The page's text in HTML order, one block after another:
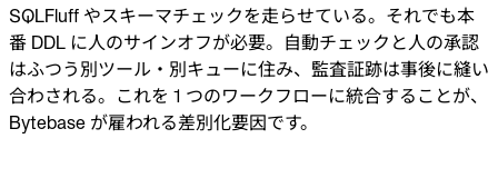
SQLFluff やスキーマチェックを走らせている。それでも本
番 DDL に人のサインオフが必要。自動チェックと人の承認
はふつう別ツール・別キューに住み、監査証跡は事後に縫い
合わされる。これを 1 つのワークフローに統合することが、
Bytebase が雇われる差別化要因です。